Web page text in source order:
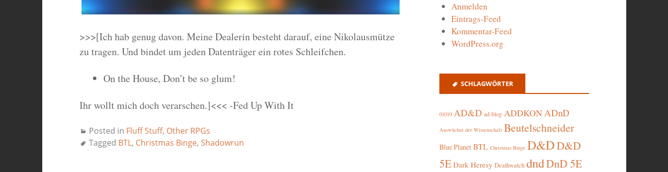
>>>[Ich hab genug davon. Meine Dealerin besteht darauf, eine Nikolausmütze
zu tragen. Und bindet um jeden Datenträger ein rotes Schleifchen.
On the House, Don’t be so glum!
Ihr wollt mich doch verarschen.]<<< -Fed Up With It
Posted in Fluff Stuff, Other RPGs
Tagged BTL, Christmas Binge, Shadowrun
Anmelden
Eintrags-Feed
Kommentar-Feed
WordPress.org
SCHLAGWÖRTER
01010 AD&D ad-blog ADDKONADnD
Auswüchse der Wissenschaft Beutelschneider
Blue Planet BTL Christmas Binge D&DD&D
5E Dark Heresy Deathwatch dndDnD 5E